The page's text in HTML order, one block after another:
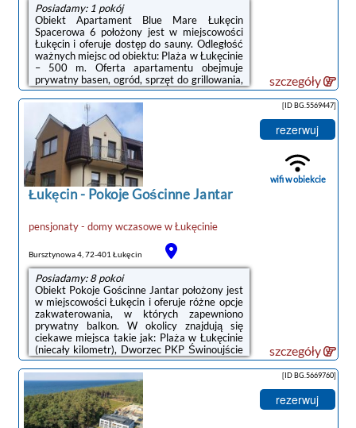
Posiadamy: 1 pokój
Obiekt Apartament Blue Mare Łukęcin
Spacerowa 6 położony jest w miejscowości
Łukęcin i oferuje dostęp do sauny. Odległość
ważnych miejsc od obiektu: Plaża w Łukęcinie
– 500 m. Oferta apartamentu obejmuje
prywatny basen, ogród, sprzęt do grillowania,
bezpłatne Wi-Fi oraz bezpłatny prywatny
parking.Apartament znajduje się na parterze.
Na miejscu zapewniono sypialnię (1), kuchnię
z doskonałym wyposażeniem, w tym lodówką
i zmywarką, a także salon z telewizorem z
płaskim ekranem.Obiekt dysponuje placem
zabaw. Na miejscu dostępny jest odkryty
basen i taras, a w okolicy ...
szczegóły
Łukęcin- Pokoje Gościnne Jantar
pensjonaty - domy wczasowewŁukęcinie
Bursztynowa 4, 72-401 Łukęcin
Posiadamy: 8 pokoi
Obiekt Pokoje Gościnne Jantar położony jest
w miejscowości Łukęcin i oferuje różne opcje
zakwaterowania, w których zapewniono
prywatny balkon. W okolicy znajdują się
ciekawe miejsca takie jak: Plaża w Łukęcinie
(niecały kilometr), Dworzec PKP Świnoujście
( 50 km), Promenada Gwiazd w
Międzyzdrojach ( 35 km). Na miejscu
dostępny jest taras słoneczny oraz bezpłatny
prywatny parking. Goście mogą też
korzystać z bezpłatnego WiFi.W każdej opcji
zakwaterowania w obiekcie zapewniono
[ID BG.5569447]
rezerwuj
wifi w obiekcie
szczegóły
[ID BG.5669760]
rezerwuj